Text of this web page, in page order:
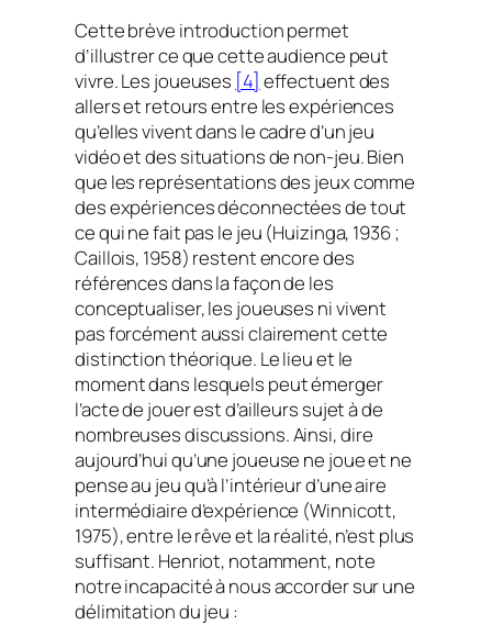
Cette brève introduction permet
d’illustrer ce que cette audience peut
vivre. Les joueuses [4] effectuent des
allers et retours entre les expériences
qu’elles vivent dans le cadre d’un jeu
vidéo et des situations de non-jeu. Bien
que les représentations des jeux comme
des expériences déconnectées de tout
ce qui ne fait pas le jeu (Huizinga, 1936 ;
Caillois, 1958) restent encore des
références dans la façon de les
conceptualiser, les joueuses ni vivent
pas forcément aussi clairement cette
distinction théorique. Le lieu et le
moment dans lesquels peut émerger
l’acte de jouer est d’ailleurs sujet à de
nombreuses discussions. Ainsi, dire
aujourd’hui qu’une joueuse ne joue et ne
pense au jeu qu’à l’intérieur d’une aire
intermédiaire d’expérience (Winnicott,
1975), entre le rêve et la réalité, n’est plus
suffisant. Henriot, notamment, note
notre incapacité à nous accorder sur une
délimitation du jeu :